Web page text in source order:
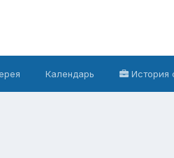
Календарь История